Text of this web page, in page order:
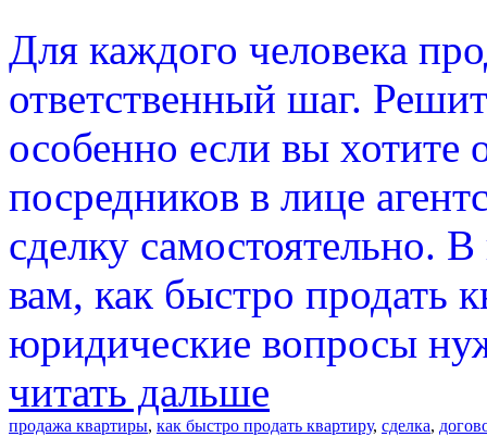
Для каждого человека
ответственный шаг.
особенно если вы хотите
посредников в лице
сделку самостоятельно.
вам, как быстро продать
юридические вопросы
читать дальше
продажа квартиры, как быстро продать квартиру, сделка,